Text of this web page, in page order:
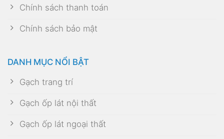
Chính sách thanh toán
Chính sách bảo mật
DANH MỤC NỔI BẬT
Gạch trang trí
Gạch ốp lát nội thất
Gạch ốp lát ngoại thất